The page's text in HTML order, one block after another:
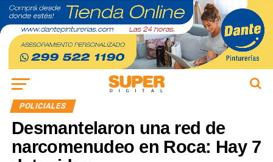
POLICIALES
Desmantelaron una red de
narcomenudeo en Roca: Hay 7